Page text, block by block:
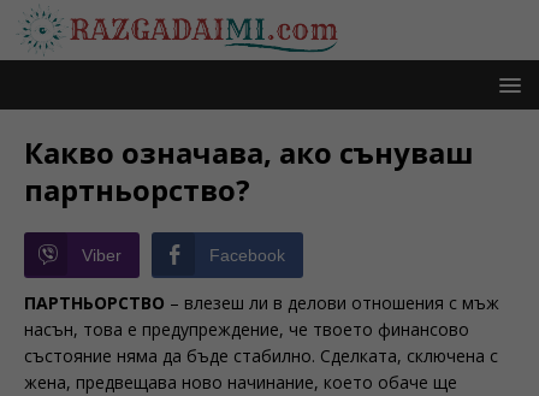
Какво означава, ако сънуваш
партньорство?
Viber Facebook
ПАРТНЬОРСТВО – влезеш ли в делови отношения с мъж
насън, това е предупреждение, че твоето финансово
състояние няма да бъде стабилно. Сделката, сключена с
жена, предвещава ново начинание, което обаче ще